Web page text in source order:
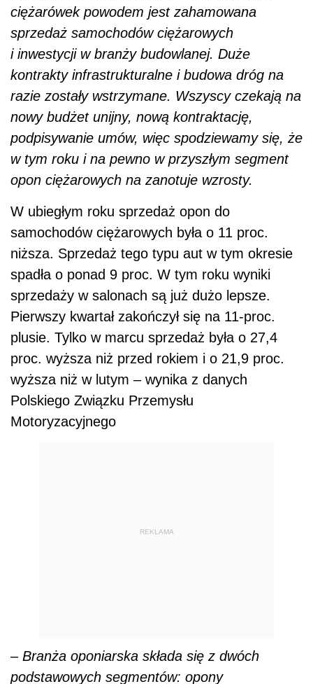
ciężarówek powodem jest zahamowana
sprzedaż samochodów ciężarowych
i inwestycji w branży budowlanej. Duże
kontrakty infrastrukturalne i budowa dróg na
razie zostały wstrzymane. Wszyscy czekają na
nowy budżet unijny, nową kontraktację,
podpisywanie umów, więc spodziewamy się, że
w tym roku i na pewno w przyszłym segment
opon ciężarowych na zanotuje wzrosty.
W ubiegłym roku sprzedaż opon do
samochodów ciężarowych była o 11 proc.
niższa. Sprzedaż tego typu aut w tym okresie
spadła o ponad 9 proc. W tym roku wyniki
sprzedaży w salonach są już dużo lepsze.
Pierwszy kwartał zakończył się na 11-proc.
plusie. Tylko w marcu sprzedaż była o 27,4
proc. wyższa niż przed rokiem i o 21,9 proc.
wyższa niż w lutym – wynika z danych
Polskiego Związku Przemysłu
Motoryzacyjnego
REKLAMA
– Branża oponiarska składa się z dwóch
podstawowych segmentów: opony